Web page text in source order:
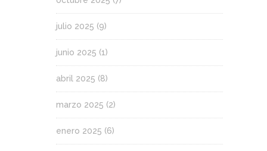
julio 2025 (9)
junio 2025 (1)
abril 2025 (8)
marzo 2025 (2)
enero 2025 (6)